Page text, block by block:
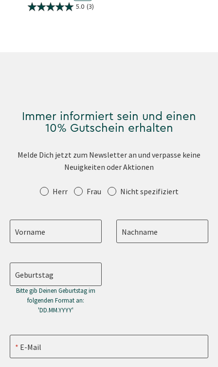
5.0 (3)
Immer informiert sein und einen
10% Gutschein erhalten
Melde Dich jetzt zum Newsletter an und verpasse keine
Neuigkeiten oder Aktionen
Anrede Herr Frau Nicht spezifiziert
Vorname Nachname
Geburtstag
Bitte gib Deinen Geburtstag im
folgenden Format an:
'DD.MM.YYYY'
E-Mail